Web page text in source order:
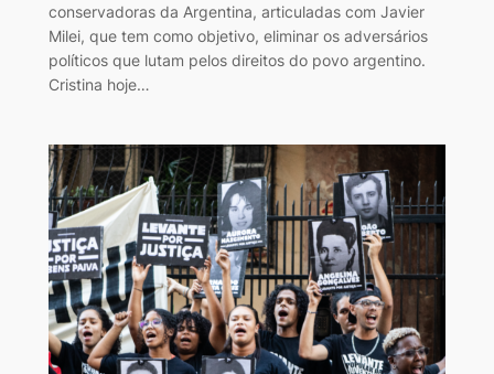
conservadoras da Argentina, articuladas com Javier
Milei, que tem como objetivo, eliminar os adversários
políticos que lutam pelos direitos do povo argentino.
Cristina hoje…